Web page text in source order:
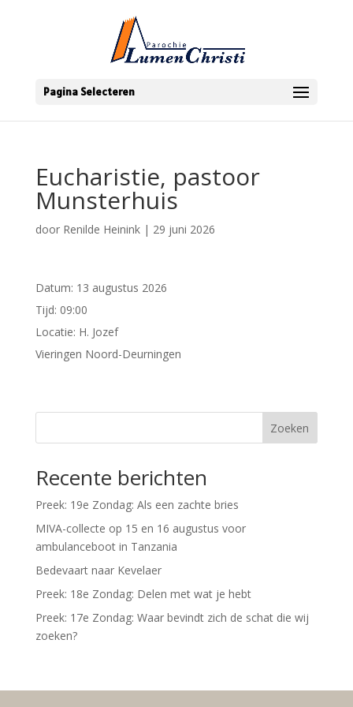
Pagina Selecteren
Eucharistie, pastoor
Munsterhuis
door Renilde Heinink| 29 juni 2026
Datum: 13 augustus 2026
Tijd: 09:00
Locatie: H. Jozef
Vieringen Noord-Deurningen
Zoeken
Recente berichten
Preek: 19e Zondag: Als een zachte bries
MIVA-collecte op 15 en 16 augustus voor
ambulanceboot in Tanzania
Bedevaart naar Kevelaer
Preek: 18e Zondag: Delen met wat je hebt
Preek: 17e Zondag: Waar bevindt zich de schat die wij
zoeken?